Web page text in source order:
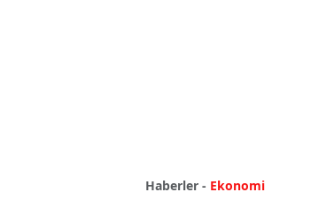
Haberler - Ekonomi